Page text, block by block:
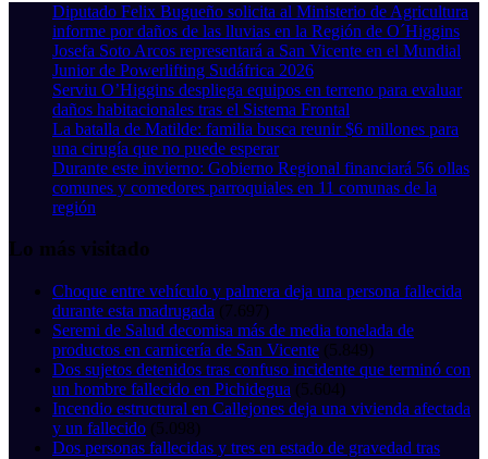
Diputado Felix Bugueño solicita al Ministerio de Agricultura
informe por daños de las lluvias en la Región de O´Higgins
Josefa Soto Arcos representará a San Vicente en el Mundial
Junior de Powerlifting Sudáfrica 2026
Serviu O’Higgins despliega equipos en terreno para evaluar
daños habitacionales tras el Sistema Frontal
La batalla de Matilde: familia busca reunir $6 millones para
una cirugía que no puede esperar
Durante este invierno: Gobierno Regional financiará 56 ollas
comunes y comedores parroquiales en 11 comunas de la
región
Lo más visitado
Choque entre vehículo y palmera deja una persona fallecida
durante esta madrugada (7.697)
Seremi de Salud decomisa más de media tonelada de
productos en carnicería de San Vicente (5.849)
Dos sujetos detenidos tras confuso incidente que terminó con
un hombre fallecido en Pichidegua (5.604)
Incendio estructural en Callejones deja una vivienda afectada
y un fallecido (5.098)
Dos personas fallecidas y tres en estado de gravedad tras